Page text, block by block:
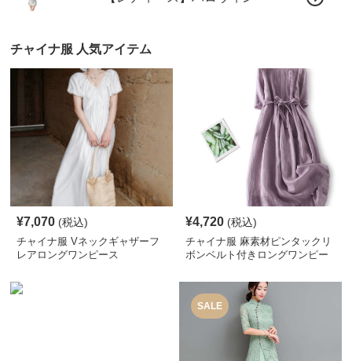
チャイナ服 人気アイテム
¥7,070 (税込)
チャイナ服 Vネックギャザーフ
レアロングワンピース
¥4,720 (税込)
チャイナ服 麻素材ピンタックリ
ボンベルト付きロングワンピー
SALE